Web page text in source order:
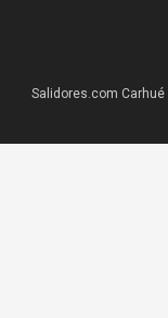
Salidores.com